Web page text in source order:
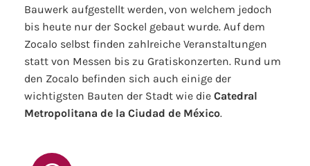
Bauwerk aufgestellt werden, von welchem jedoch
bis heute nur der Sockel gebaut wurde. Auf dem
Zocalo selbst finden zahlreiche Veranstaltungen
statt von Messen bis zu Gratiskonzerten. Rund um
den Zocalo befinden sich auch einige der
wichtigsten Bauten der Stadt wie die Catedral
Metropolitana de la Ciudad de México.